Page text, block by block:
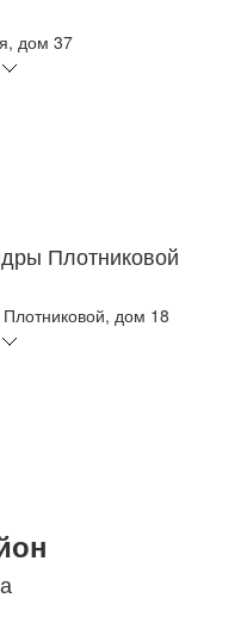
дом 37
Плотниковой
дом 18